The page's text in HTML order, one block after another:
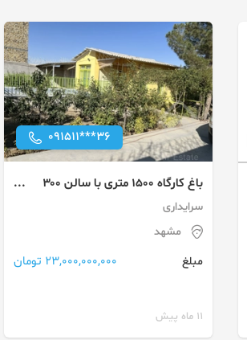
091511***36
باغ کارگاه ۱۵۰۰ متری با سالن ۳۰۰
متری و دفتر مبله
سرایداری
مشهد
مبلغ
23,000,000,000 تومان
11 ماه پیش